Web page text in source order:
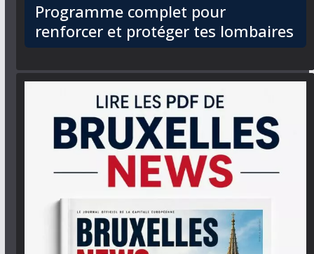
Programme complet pour
renforcer et protéger tes lombaires